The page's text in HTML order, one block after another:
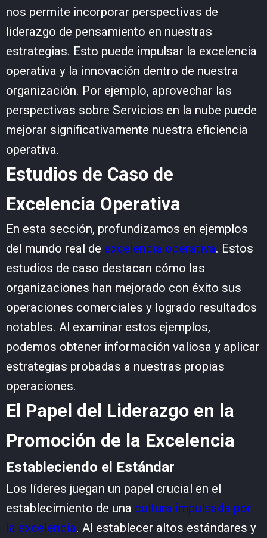
nos permite incorporar perspectivas de
liderazgo de pensamiento en nuestras
estrategias. Esto puede impulsar la excelencia
operativa y la innovación dentro de nuestra
organización. Por ejemplo, aprovechar las
perspectivas sobre Servicios en la nube puede
mejorar significativamente nuestra eficiencia
operativa.
Estudios de Caso de
Excelencia Operativa
En esta sección, profundizamos en ejemplos
del mundo real de excelencia operativa. Estos
estudios de caso destacan cómo las
organizaciones han mejorado con éxito sus
operaciones comerciales y logrado resultados
notables. Al examinar estos ejemplos,
podemos obtener información valiosa y aplicar
estrategias probadas a nuestras propias
operaciones.
El Papel del Liderazgo en la
Promoción de la Excelencia
Estableciendo el Estándar
Los líderes juegan un papel crucial en el
establecimiento de una cultura impulsada por
la excelencia. Al establecer altos estándares y